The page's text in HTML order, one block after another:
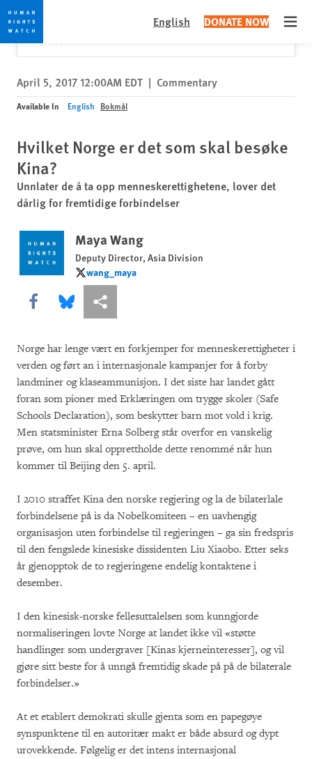
Skip
to
cookie
privacy
notice
Skip
to
main
content
English DONATE NOW
Would you like to read this page in English?
Yes
✕
April 5, 2017 12:00AM EDT | Commentary
Available In English Bokmål
Hvilket Norge er det som skal besøke
Kina?
Unnlater de å ta opp menneskerettighetene, lover det
dårlig for fremtidige forbindelser
Maya Wang
Deputy Director, Asia Division
wang_maya
wang_maya
Share this via Facebook
Share this via Bluesky
More sharing options
Norge har lenge vært en forkjemper for menneskerettigheter i
verden og ført an i internasjonale kampanjer for å forby
landminer og klaseammunisjon. I det siste har landet gått
foran som pioner med Erklæringen om trygge skoler (Safe
Schools Declaration), som beskytter barn mot vold i krig.
Men statsminister Erna Solberg står overfor en vanskelig
prøve, om hun skal opprettholde dette renommé når hun
kommer til Beijing den 5. april.
I 2010 straffet Kina den norske regjering og la de bilaterlale
forbindelsene på is da Nobelkomiteen – en uavhengig
organisasjon uten forbindelse til regjeringen – ga sin fredspris
til den fengslede kinesiske dissidenten Liu Xiaobo. Etter seks
år gjenopptok de to regjeringene endelig kontaktene i
desember.
I den kinesisk-norske fellesuttalelsen som kunngjorde
normaliseringen lovte Norge at landet ikke vil «støtte
handlinger som undergraver [Kinas kjerneinteresser], og vil
gjøre sitt beste for å unngå fremtidig skade på på de bilaterale
forbindelser.»
At et etablert demokrati skulle gjenta som en papegøye
synspunktene til en autoritær makt er både absurd og dypt
urovekkende. Følgelig er det intens internasjonal